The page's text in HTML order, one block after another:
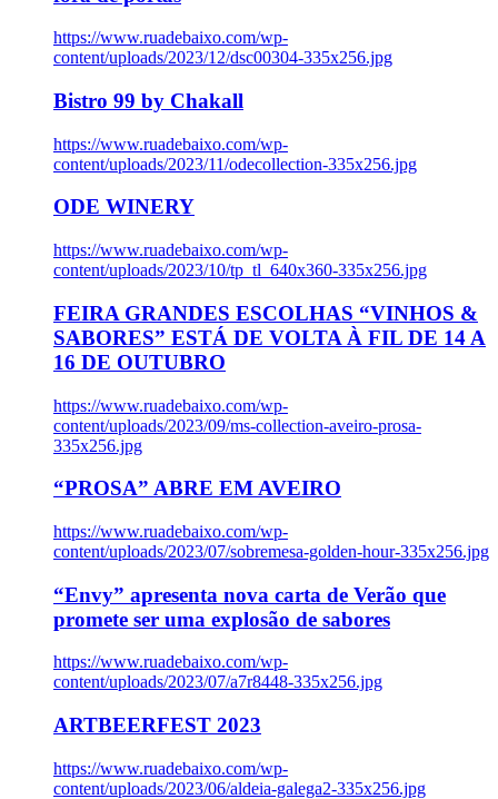
https://www.ruadebaixo.com/wp-
content/uploads/2023/12/dsc00304-335x256.jpg
Bistro 99 by Chakall
https://www.ruadebaixo.com/wp-
content/uploads/2023/11/odecollection-335x256.jpg
ODE WINERY
https://www.ruadebaixo.com/wp-
content/uploads/2023/10/tp_tl_640x360-335x256.jpg
FEIRA GRANDES ESCOLHAS “VINHOS &
SABORES” ESTÁ DE VOLTA À FIL DE 14 A
16 DE OUTUBRO
https://www.ruadebaixo.com/wp-
content/uploads/2023/09/ms-collection-aveiro-prosa-
335x256.jpg
“PROSA” ABRE EM AVEIRO
https://www.ruadebaixo.com/wp-
content/uploads/2023/07/sobremesa-golden-hour-335x256.jpg
“Envy” apresenta nova carta de Verão que
promete ser uma explosão de sabores
https://www.ruadebaixo.com/wp-
content/uploads/2023/07/a7r8448-335x256.jpg
ARTBEERFEST 2023
https://www.ruadebaixo.com/wp-
content/uploads/2023/06/aldeia-galega2-335x256.jpg